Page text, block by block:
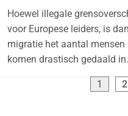
Hoewel illegale
voor Europese leiders, is
migratie het aantal mensen
komen drastisch gedaald
1 2